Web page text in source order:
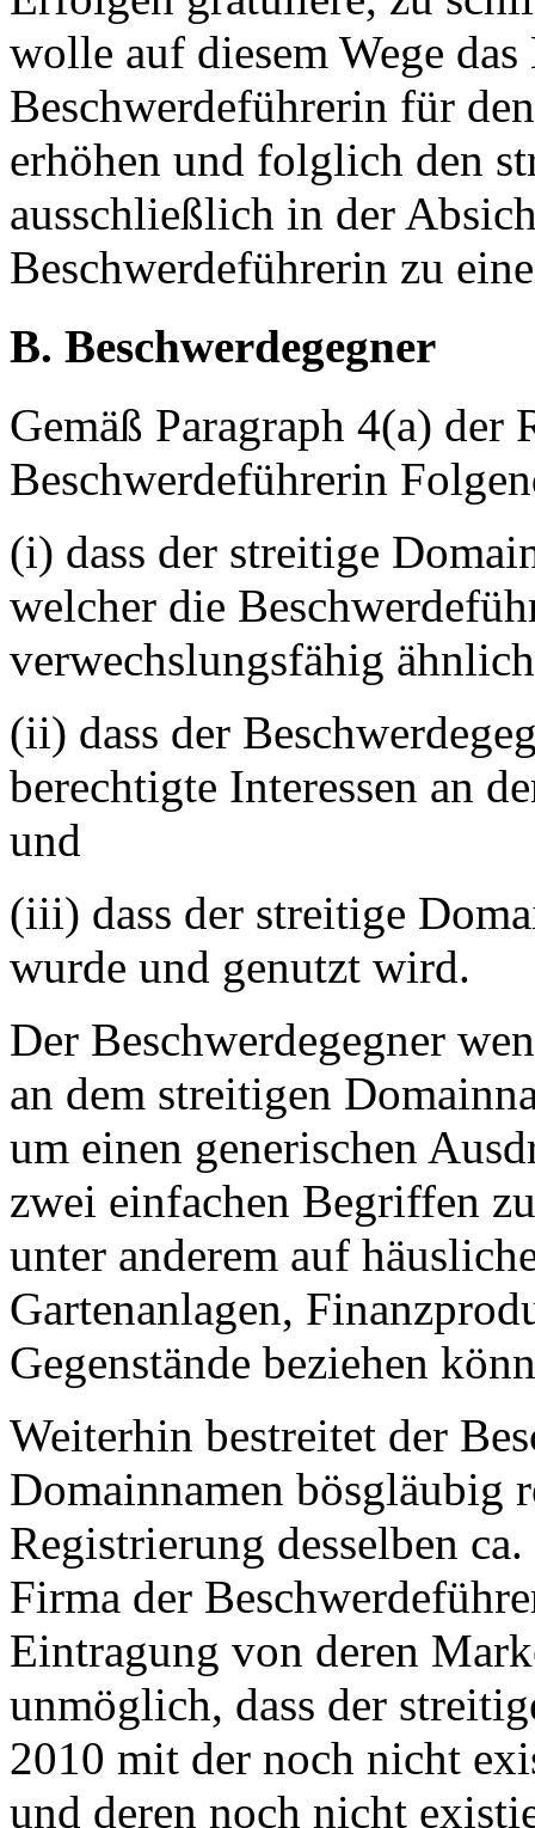
wolle auf diesem Wege
Beschwerdeführerin für
erhöhen und folglich den
ausschließlich in der
Beschwerdeführerin zu
B. Beschwerdegegner
Gemäß Paragraph 4(a) der
Beschwerdeführerin
(i) dass der streitige
welcher die
verwechslungsfähig
(ii) dass der
berechtigte Interessen an
und
(iii) dass der streitige
wurde und genutzt wird.
Der Beschwerdegegner
an dem streitigen
um einen generischen
zwei einfachen Begriffen
unter anderem auf
Gartenanlagen,
Gegenstände beziehen
Weiterhin bestreitet der
Domainnamen bösgläubig
Registrierung desselben
Firma der
Eintragung von deren
unmöglich, dass der
2010 mit der noch nicht
und deren noch nicht